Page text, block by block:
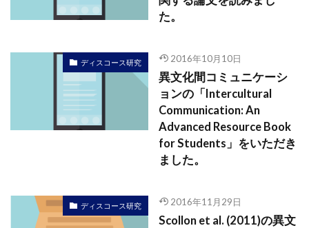
た。
ディスコース研究 2016年10月10日
異文化間コミュニケーシ
ョンの「Intercultural
Communication: An
Advanced Resource Book
for Students」をいただき
ました。
ディスコース研究 2016年11月29日
Scollon et al. (2011)の異文